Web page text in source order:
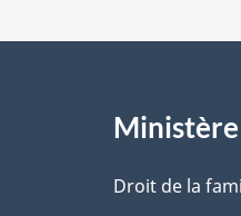
l
a
Ministère
Droit de la